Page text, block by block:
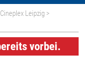
Cineplex Leipzig >
vorbei.